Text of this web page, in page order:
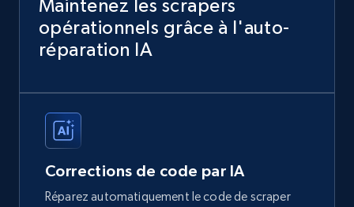
Maintenez les scrapers
opérationnels grâce à l'auto-
réparation IA
Corrections de code par IA
Réparez automatiquement le code de scraper